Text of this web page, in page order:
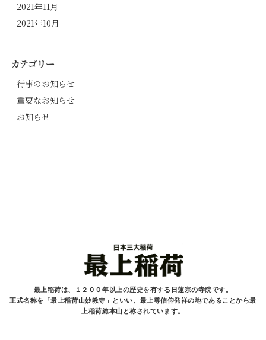
2021年11月
2021年10月
カテゴリー
行事のお知らせ
重要なお知らせ
お知らせ
最上稲荷は、１２００年以上の歴史を有する 日蓮宗の寺院です。
正式名称を「最上稲荷山妙教寺」といい、最上尊信仰発祥の地であることから最
上稲荷総本山と称されています。